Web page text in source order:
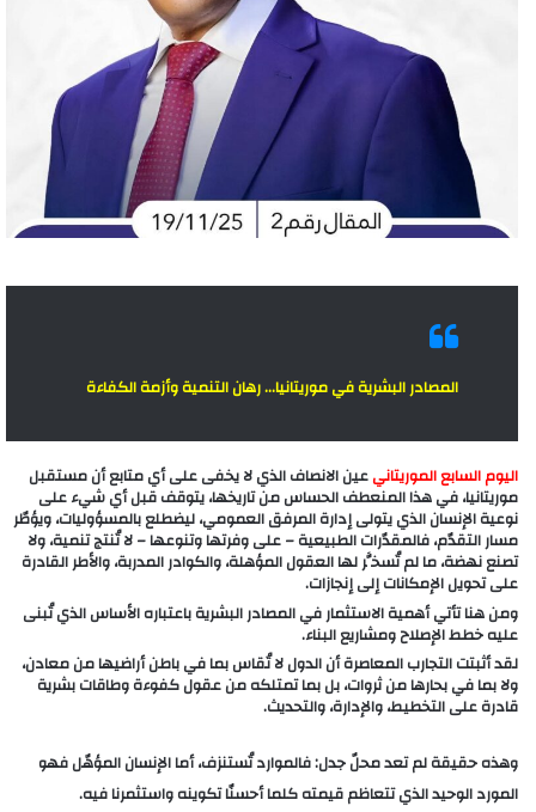
المصادر البشرية في موريتانيا… رهان التنمية وأزمة الكفاءة
اليوم السابع الموريتانيعين الانصاف الذي لا يخفى على أي متابع أن مستقبل
موريتانيا، في هذا المنعطف الحساس من تاريخها، يتوقف قبل أي شيء على
نوعية الإنسان الذي يتولى إدارة المرفق العمومي، ليضطلع بالمسؤوليات، ويؤطّر
مسار التقدّم، فالمقدّرات الطبيعية – على وفرتها وتنوعها – لا تُنتج تنمية، ولا
تصنع نهضة، ما لم تُسخَّر لها العقول المؤهلة، والكوادر المدربة، والأطر القادرة
على تحويل الإمكانات إلى إنجازات.
ومن هنا تأتي أهمية الاستثمار في المصادر البشرية باعتباره الأساس الذي تُبنى
عليه خطط الإصلاح ومشاريع البناء.
لقد أثبتت التجارب المعاصرة أن الدول لا تُقاس بما في باطن أراضيها من معادن،
ولا بما في بحارها من ثروات، بل بما تمتلكه من عقول كفوءة وطاقات بشرية
قادرة على التخطيط، والإدارة، والتحديث.
وهذه حقيقة لم تعد محلّ جدل: فالموارد تُستنزف، أما الإنسان المؤهّل فهو
المورد الوحيد الذي تتعاظم قيمته كلما أحسنّا تكوينه واستثمرنا فيه.